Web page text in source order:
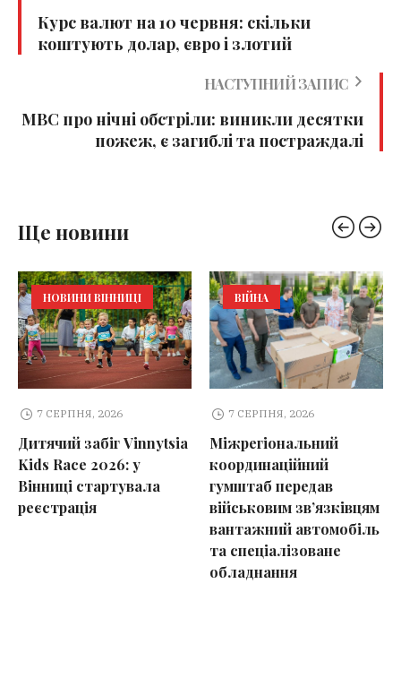
Курс валют на 10 червня: скільки
коштують долар, євро і злотий
НАСТУПНИЙ ЗАПИС
МВС про нічні обстріли: виникли десятки
пожеж, є загиблі та постраждалі
Ще новини
НОВИНИ ВІННИЦІ
7 СЕРПНЯ, 2026
Дитячий забіг Vinnytsia
Kids Race 2026: у
Вінниці стартувала
реєстрація
ВІЙНА
7 СЕРПНЯ, 2026
Міжрегіональний
координаційний
гумштаб передав
військовим зв’язківцям
вантажний автомобіль
та спеціалізоване
обладнання